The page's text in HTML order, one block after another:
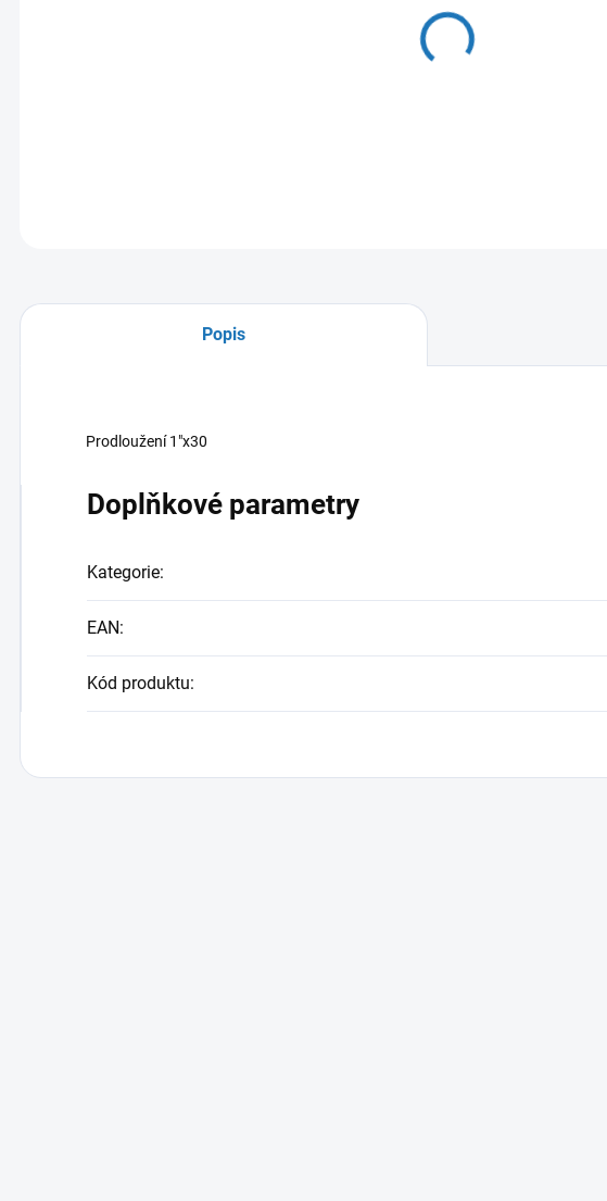
MOŽNOSTI DORUČENÍ
Popis
Prodloužení 1"x30
Doplňkové parametry
Kategorie:
EAN:
Kód produktu: